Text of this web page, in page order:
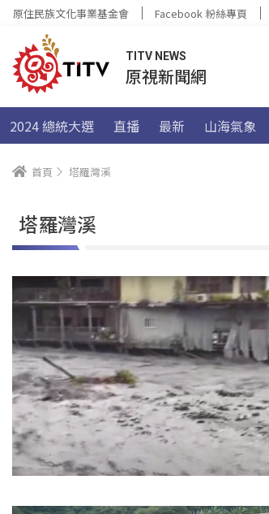
原住民族文化事業基金會 Facebook 粉絲專頁
TITV NEWS
原視新聞網
2024 總統大選 直播 最新 山海氣象
首頁 塔羅灣溪
塔羅灣溪